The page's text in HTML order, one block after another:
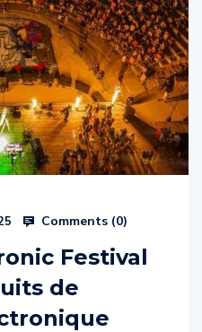
Comments (0)
Festival
de